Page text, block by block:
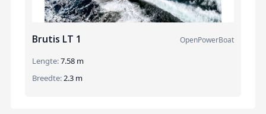
Brutis LT 1 OpenPowerBoat
Lengte:7.58 m
Breedte:2.3 m